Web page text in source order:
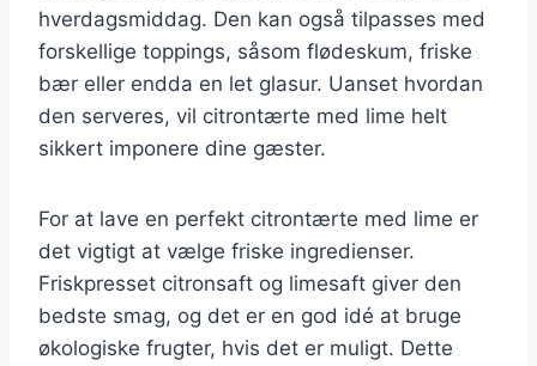
hverdagsmiddag. Den kan også tilpasses med
forskellige toppings, såsom flødeskum, friske
bær eller endda en let glasur. Uanset hvordan
den serveres, vil citrontærte med lime helt
sikkert imponere dine gæster.
For at lave en perfekt citrontærte med lime er
det vigtigt at vælge friske ingredienser.
Friskpresset citronsaft og limesaft giver den
bedste smag, og det er en god idé at bruge
økologiske frugter, hvis det er muligt. Dette